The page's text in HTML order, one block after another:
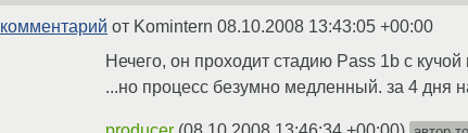
комментарий от Komintern 08.10.2008 13:43:05 +00:00
Нечего, он проходит стадию Pass 1b с
...но процесс безумно медленный. за 4 дня